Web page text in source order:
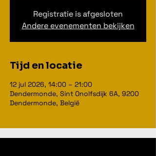
Registratie is afgesloten
Andere evenementen bekijken
Tijd en locatie
12 jul 2026, 14:00 – 21:00
Dendermonde, Sint Onolfsdijk 6A, 9200
Dendermonde, België